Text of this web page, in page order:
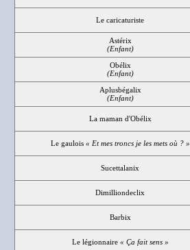
Le caricaturiste
Astérix
(Enfant)
Obélix
(Enfant)
Aplusbégalix
(Enfant)
La maman d'Obélix
Le gaulois « Et mes troncs je les mets où ? »
Sucettalanix
Dimilliondeclix
Barbix
Le légionnaire « Ça fait sens »